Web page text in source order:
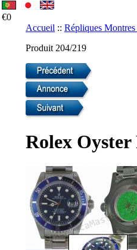
€0
Accueil :: Répliques Montres
Produit 204/219
Rolex